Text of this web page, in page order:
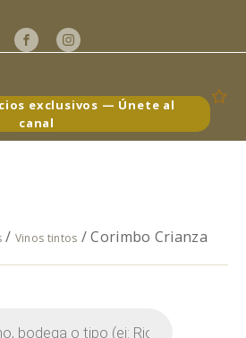
exclusivos — Únete al
canal
/ Vinos tintos / Corimbo Crianza